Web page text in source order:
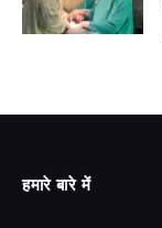
हमारे बारे में